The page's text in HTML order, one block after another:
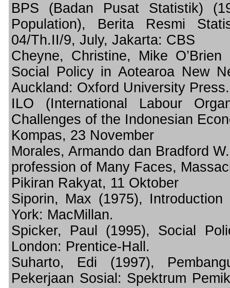
BPS (Badan Pusat Statistik)
Population), Berita Resmi
04/Th.II/9, July, Jakarta: CBS
Cheyne, Christine, Mike
Social Policy in Aotearoa New
Auckland: Oxford University Press.
ILO (International Labour
Challenges of the Indonesian
Kompas, 23 November
Morales, Armando dan Bradford
profession of Many Faces,
Pikiran Rakyat, 11 Oktober
Siporin, Max (1975),
York: MacMillan.
Spicker, Paul (1995), Social
London: Prentice-Hall.
Suharto, Edi (1997),
Pekerjaan Sosial: Spektrum